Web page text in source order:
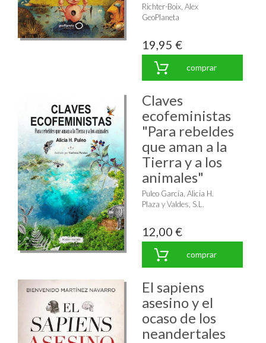
Richter-Boix, Alex
GeoPlaneta
19,95 €
comprar
Claves
ecofeministas
"Para rebeldes
que aman a la
Tierra y a los
animales"
Puleo García, Alicia H.
Plaza y Valdes, S.L.
12,00 €
comprar
El sapiens
asesino y el
ocaso de los
neandertales